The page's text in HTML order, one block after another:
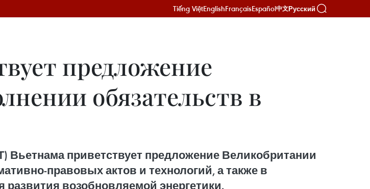
Tiếng ViệtEnglishFrançaisEspañol中文Русский
предложение
обязательств в
приветствует предложение Великобритании
правовых актов и технологий, а также в
возобновляемой энергетики.